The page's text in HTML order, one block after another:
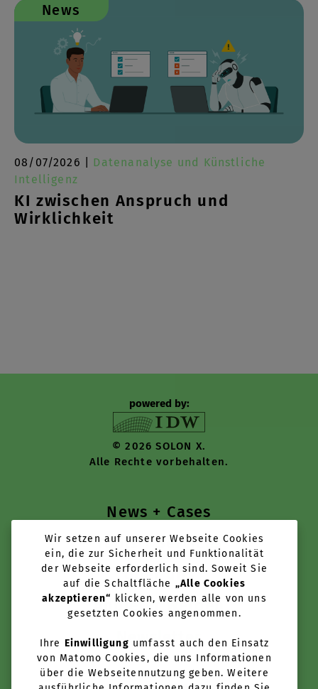
News
08/07/2026 | Datenanalyse und Künstliche
Intelligenz
KI zwischen Anspruch und
Wirklichkeit
News + Cases
Tools + Services
Über uns
Anbieter werden
Newsletter
powered by:
© 2026 SOLON X.
Alle Rechte vorbehalten.
Wir setzen auf unserer Webseite Cookies
ein, die zur Sicherheit und Funktionalität
der Webseite erforderlich sind. Soweit Sie
auf die Schaltfläche „Alle Cookies
akzeptieren“ klicken, werden alle von uns
gesetzten Cookies angenommen.
Ihre Einwilligung umfasst auch den Einsatz
von Matomo Cookies, die uns Informationen
über die Webseitennutzung geben. Weitere